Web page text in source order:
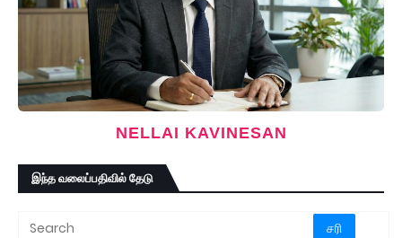
NELLAI KAVINESAN
இந்த வலைப்பதிவில் தேடு